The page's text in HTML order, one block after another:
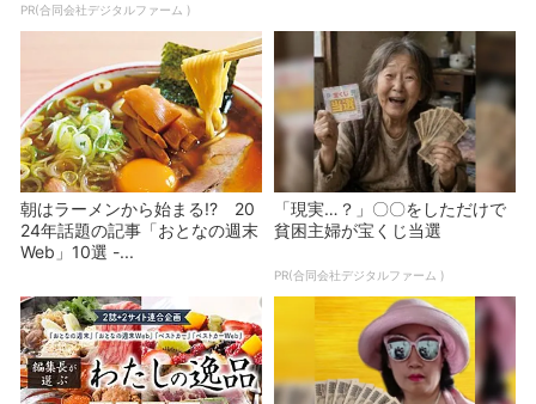
PR(合同会社デジタルファーム )
朝はラーメンから始まる!? 20
24年話題の記事「おとなの週末
Web」10選 -...
「現実…？」〇〇をしただけで
貧困主婦が宝くじ当選
PR(合同会社デジタルファーム )